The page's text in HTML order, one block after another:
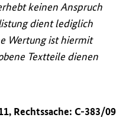
keinen Anspruch
dient lediglich
Wertung ist hiermit
Textteile dienen
Rechtssache: C-383/09